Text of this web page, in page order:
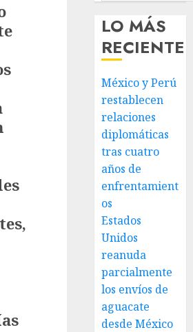
LO MÁS
RECIENTE
México y Perú
restablecen
relaciones
diplomáticas
tras cuatro
años de
enfrentamient
os
Estados
Unidos
reanuda
parcialmente
los envíos de
aguacate
desde México